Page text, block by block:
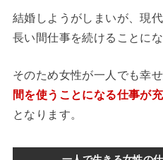
結婚しようがしまいが、現
長い間仕事を続けることにな
そのため女性が一人でも幸
間を使うことになる仕事が
となります。